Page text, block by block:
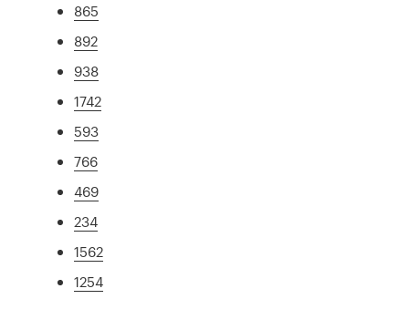
865
892
938
1742
593
766
469
234
1562
1254